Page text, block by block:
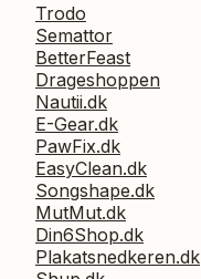
Trodo
Semattor
BetterFeast
Drageshoppen
Nautii.dk
E-Gear.dk
PawFix.dk
EasyClean.dk
Songshape.dk
MutMut.dk
Din6Shop.dk
Plakatsnedkeren.dk